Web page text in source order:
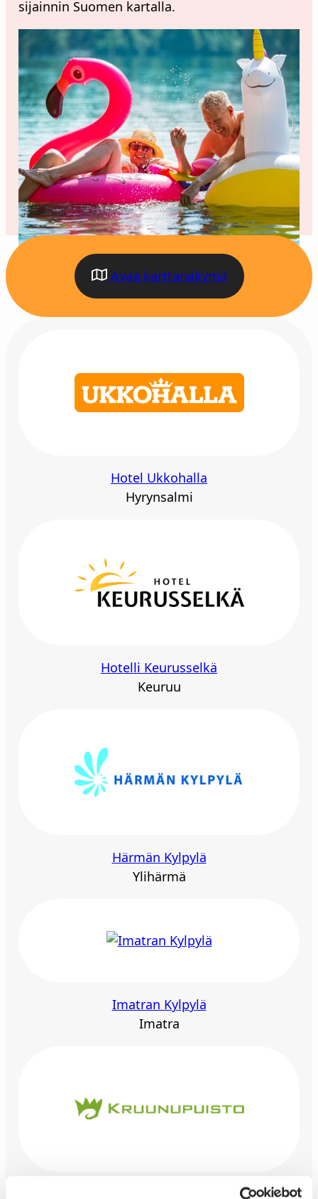
sijainnin Suomen kartalla.
Avaa karttanäkymä
Hotel Ukkohalla
Hyrynsalmi
Hotelli Keurusselkä
Keuruu
Härmän Kylpylä
Ylihärmä
Imatran Kylpylä
Imatra